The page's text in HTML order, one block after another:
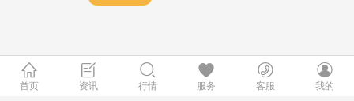
首页 资讯 行情 服务 客服 我的